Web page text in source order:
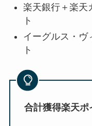
楽天銀行＋楽天
ト
イーグルス・ヴ
ト
合計獲得楽天ポ